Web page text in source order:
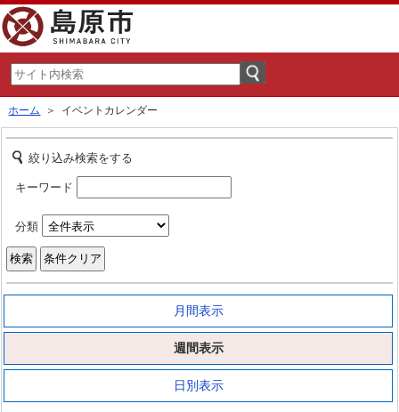
ホーム ＞ イベントカレンダー
絞り込み検索をする
キーワード
分類
月間表示
週間表示
日別表示